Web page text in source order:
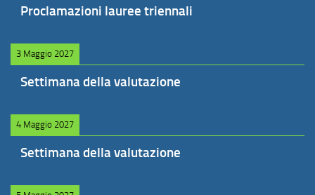
Proclamazioni lauree triennali
3 Maggio 2027
Settimana della valutazione
4 Maggio 2027
Settimana della valutazione